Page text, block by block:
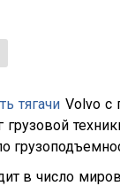
тягачи Volvo с
в число